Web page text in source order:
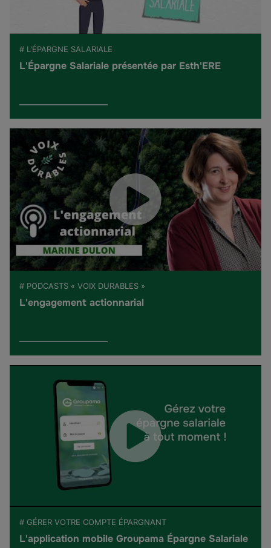
# L'ÉPARGNE SALARIALE
L'Épargne Salariale présentée par Esth'ERE
# PODCASTS « VOIX DURABLES »
L'engagement actionnarial
# GÉRER VOTRE COMPTE ÉPARGNANT
L'application mobile Groupama Épargne Salariale